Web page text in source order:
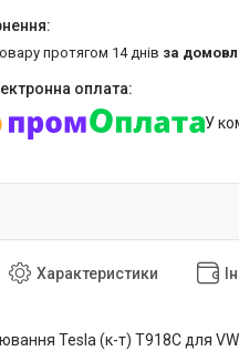
протягом 14 днів за
У
Характеристики
Tesla (к-т) T918C для VW